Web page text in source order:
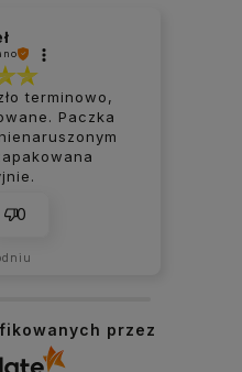
terminowo,
Paczka
0
przez